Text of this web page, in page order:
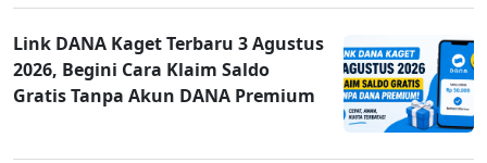
Link DANA Kaget Terbaru 3 Agustus
2026, Begini Cara Klaim Saldo
Gratis Tanpa Akun DANA Premium